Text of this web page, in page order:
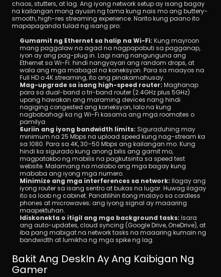
chaos, stutters, at lag. Ang iyong network setup ay isang bagay
na kailangan mong ayusin ng tama kung nais mo ang buttery-
smooth, high-res streaming experience. Narito kung paano ito
mapapaganda tulad ng isang pro:
Gumamit ng Ethernet sa halip na Wi-Fi: Kung mayroon
mang paggalaw na agad na nagpapabuti sa pagganap,
iyon ay ang pag-plug in. Lagi nang nangunguna ang
Ethernet sa Wi-Fi: hindi nangyayari ang random drops, at
wala ang mga mabagal na koneksyon. Para sa maayos na
Full HD o 4K streaming, ito ang pinakamahusay.
Mag-upgrade sa isang high-speed router: Maghanap
para sa dual-band o tri-band router (2.4GHz plus 5GHz)
upang hawakan ang maraming devices nang hindi
nagiging congested ang koneksyon, lalo na kung
nagbabahagi ka ng Wi-Fi kasama ang mga roomates o
pamilya
Suriin ang iyong bandwidth limits: Siguraduhing may
minimum na 25 Mbps na upload speed kung nag-stream ka
sa 1080. Para sa 4K, 30–50 Mbps ang kailangan mo. Kung
hindi ka sigurado kung anong bilis ang gamit mo,
magpatakbo ng mabilis na pagkutsinta sa speed test
website. Malamang na malabo ang mga bagay kung
mababa ang iyong mga numero.
Minimize ang mga interferences sa network: Ilagay ang
iyong router sa isang sentro at bukas na lugar. Huwag ilagay
ito sa loob ng cabinet. Panatilihin itong malayo sa cordless
phones at microwaves; ang iyong signal ay maaaring
maapektuhan.
Idiskonekta o itigil ang mga background tasks: Isara
ang auto-updates, cloud syncing (Google Drive, OneDrive), at
iba pang mabigat na network tasks na maaaring kumain ng
bandwidth at lumikha ng mga spike ng lag.
Bakit Ang DeskIn Ay Ang Kaibigan Ng
Gamer